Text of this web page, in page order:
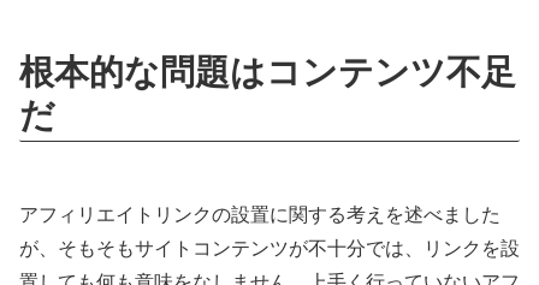
根本的な問題はコンテンツ不足
だ
アフィリエイトリンクの設置に関する考えを述べました
が、そもそもサイトコンテンツが不十分では、リンクを設